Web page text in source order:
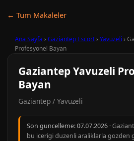
← Tum Makaleler
Ana Sayfa › Gaziantep Escort› Yavuzeli ›
Profesyonel Bayan
Gaziantep Yavuzeli
Bayan
Gaziantep / Yavuzeli
Son guncelleme:07.07.2026 ·
bu icerigi duzenli araliklarla gozden